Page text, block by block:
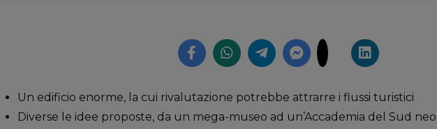
Un edificio enorme, la cui rivalutazione potrebbe attrarre i flussi turistici
Diverse le idee proposte, da un mega-museo ad un’Accademia del Sud